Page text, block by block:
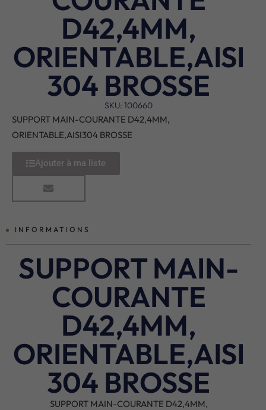
D42,4MM,
ORIENTABLE,AISI
304 BROSSE
SKU: 100660
SUPPORT MAIN-COURANTE D42,4MM,
ORIENTABLE,AISI304 BROSSE
Ajouter à ma liste
INFORMATIONS
SUPPORT MAIN-
COURANTE
D42,4MM,
ORIENTABLE,AISI
304 BROSSE
SUPPORT MAIN-COURANTE D42,4MM,